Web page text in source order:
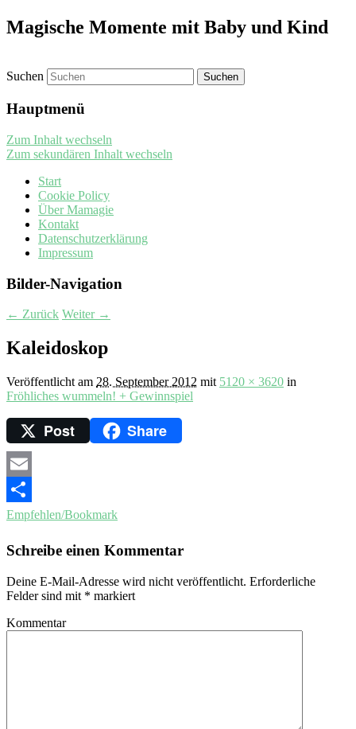
Magische Momente mit Baby und Kind
Suchen
Hauptmenü
Zum Inhalt wechseln
Zum sekundären Inhalt wechseln
Start
Cookie Policy
Über Mamagie
Kontakt
Datenschutzerklärung
Impressum
Bilder-Navigation
← Zurück Weiter →
Kaleidoskop
Veröffentlicht am 28. September 2012 mit 5120 × 3620 in
Fröhliches wummeln! + Gewinnspiel
Post Share
Email
Empfehlen/Bookmark
Schreibe einen Kommentar
Deine E-Mail-Adresse wird nicht veröffentlicht. Erforderliche
Felder sind mit * markiert
Kommentar